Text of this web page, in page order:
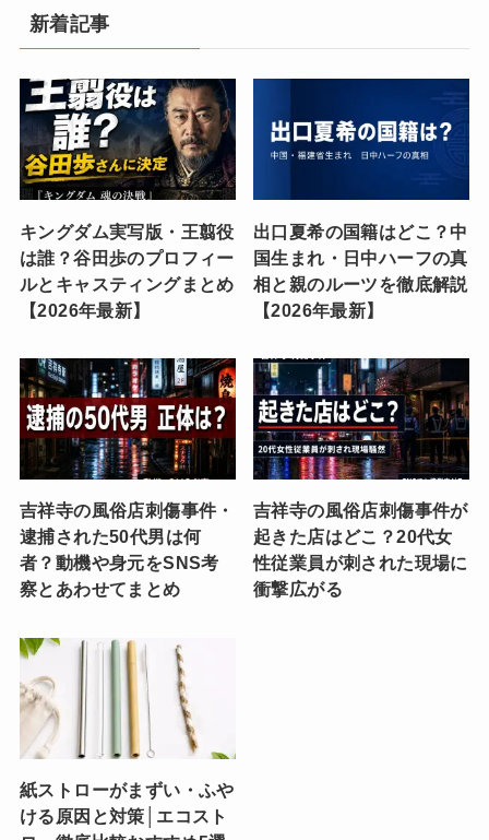
新着記事
キングダム実写版・王翦役
は誰？谷田歩のプロフィー
ルとキャスティングまとめ
【2026年最新】
出口夏希の国籍はどこ？中
国生まれ・日中ハーフの真
相と親のルーツを徹底解説
【2026年最新】
吉祥寺の風俗店刺傷事件・
逮捕された50代男は何
者？動機や身元をSNS考
察とあわせてまとめ
吉祥寺の風俗店刺傷事件が
起きた店はどこ？20代女
性従業員が刺された現場に
衝撃広がる
紙ストローがまずい・ふや
ける原因と対策│エコスト